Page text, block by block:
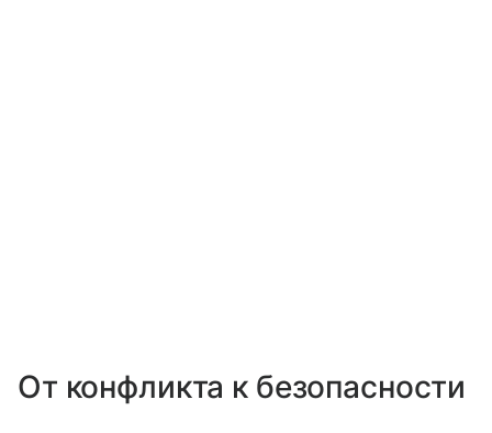
От конфликта к безопасности